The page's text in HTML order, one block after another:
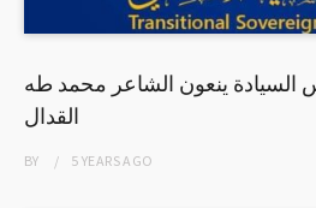
ينعون الشاعر محمد طه
القدال
BY 5 YEARSAGO